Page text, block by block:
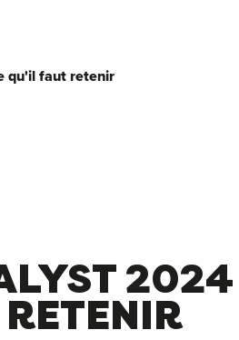
qu'il faut retenir
2024